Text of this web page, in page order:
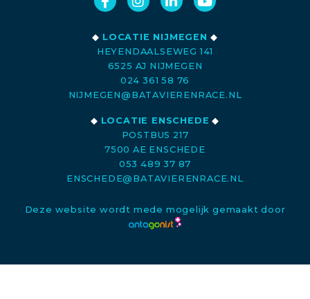
◆ LOCATIE NIJMEGEN ◆
HEYENDAALSEWEG 141
6525 AJ NIJMEGEN
024 361 58 76
NIJMEGEN@BATAVIERENRACE.NL
◆ LOCATIE ENSCHEDE ◆
POSTBUS 217
7500 AE ENSCHEDE
053 489 37 87
ENSCHEDE@BATAVIERENRACE.NL
Deze website wordt mede mogelijk gemaakt door